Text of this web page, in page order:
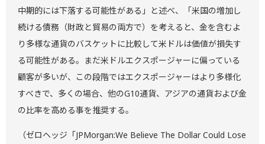
中期的には下落する可能性がある」と述べ、「米国の増加し
続ける債務（財政と貿易の両方で）を考えると、金を含むよ
り多様な通貨のバスケットに比較して米ドルは価値が損失す
る可能性がある。まだ米ドルエクスポージャーに偏っている
顧客が多いが、この段階ではエクスポージャーはより多様化
すべきで、多くの場合、他のG10通貨、アジアの通貨および金
の比率を高める事を推奨する。
（ゼロヘッジ「JPMorgan:We Believe The Dollar Could Lose